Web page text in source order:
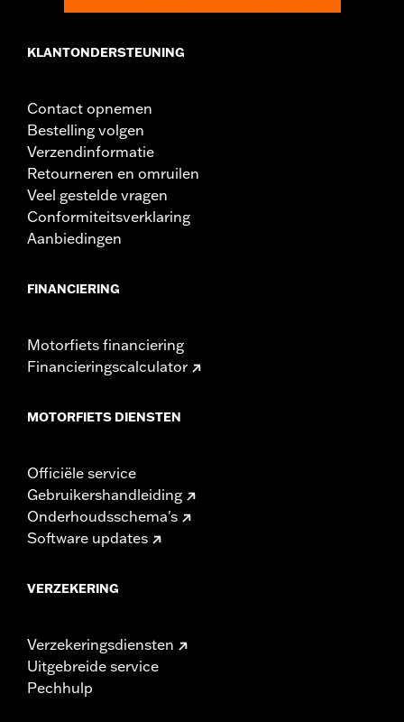
KLANTONDERSTEUNING
Contact opnemen
Bestelling volgen
Verzendinformatie
Retourneren en omruilen
Veel gestelde vragen
Conformiteitsverklaring
Aanbiedingen
FINANCIERING
Motorfiets financiering
Financieringscalculator
MOTORFIETS DIENSTEN
Officiële service
Gebruikershandleiding
Onderhoudsschema's
Software updates
VERZEKERING
Verzekeringsdiensten
Uitgebreide service
Pechhulp